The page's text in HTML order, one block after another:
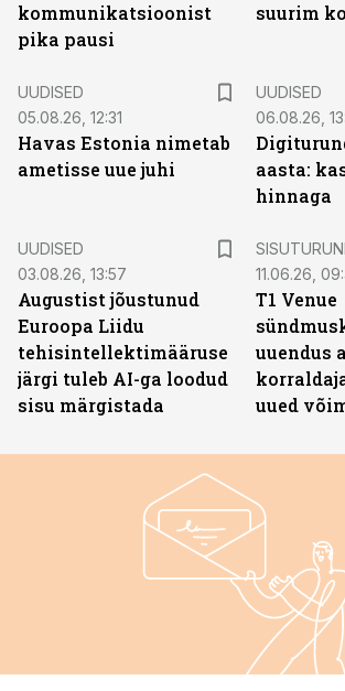
kommunikatsioonist
pika pausi
suurim
UUDISED
05.08.26, 12:31
Havas Estonia nimetab
ametisse uue juhi
UUDISED
06.08.26,
aasta:
hinnaga
UUDISED
03.08.26, 13:57
Augustist jõustunud
Euroopa Liidu
tehisintellektimääruse
järgi tuleb AI-ga loodud
sisu märgistada
11.06.26,
T1 Venue
uuendus
uued